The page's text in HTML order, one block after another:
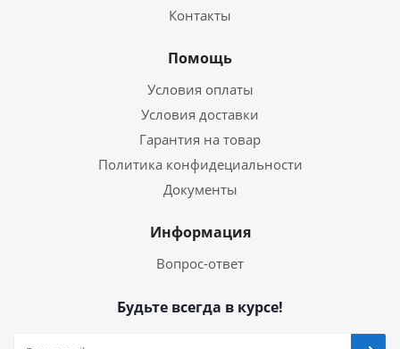
Контакты
Помощь
Условия оплаты
Условия доставки
Гарантия на товар
Политика конфидециальности
Документы
Информация
Вопрос-ответ
Будьте всегда в курсе!